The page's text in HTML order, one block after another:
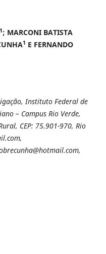
1; MARCONI BATISTA
1 E FERNANDO
Instituto Federal de
– Campus Rio Verde,
CEP: 75.901-970, Rio